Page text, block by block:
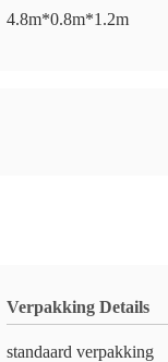
4.8m*0.8m*1.2m
Verpakking Details
standaard verpakking